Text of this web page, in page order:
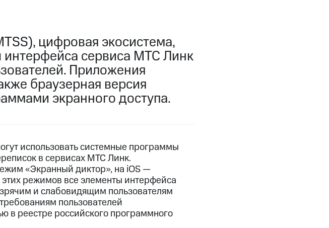
цифровая экосистема,
сервиса МТС Линк
Приложения
браузерная версия
экранного доступа.
использовать системные программы
в сервисах МТС Линк.
«Экранный диктор», на iOS —
режимов все элементы интерфейса
и слабовидящим пользователям
пользователей
в реестре российского программного